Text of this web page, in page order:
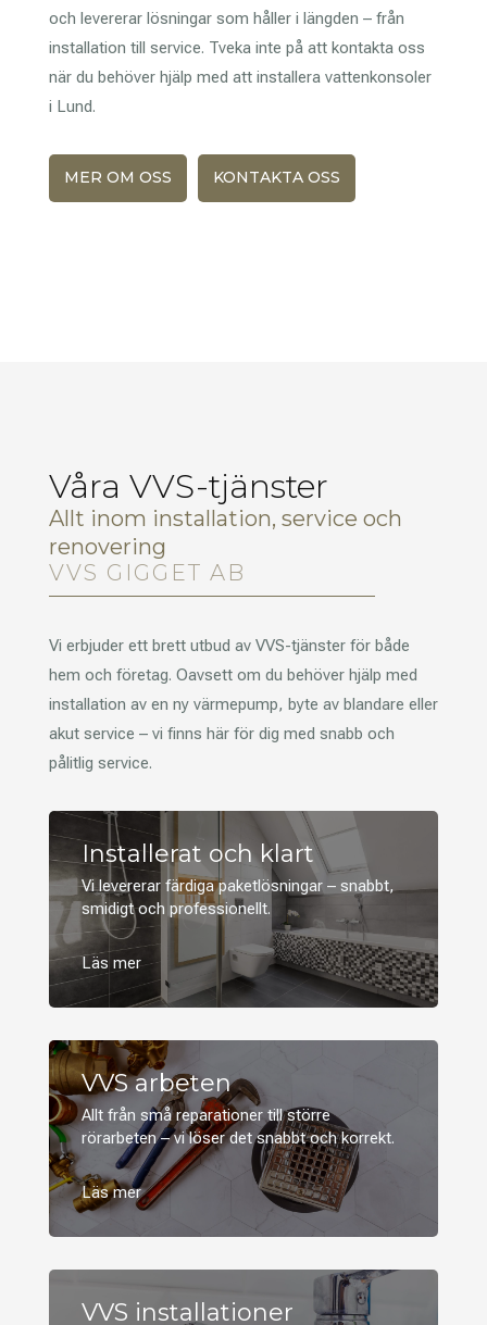
och levererar lösningar som håller i längden – från
installation till service. Tveka inte på att kontakta oss
när du behöver hjälp med att installera vattenkonsoler
i Lund.
MER OM OSS KONTAKTA OSS
Våra VVS-tjänster
Allt inom installation, service och
renovering
VVS GIGGET AB
Vi erbjuder ett brett utbud av VVS-tjänster för både
hem och företag. Oavsett om du behöver hjälp med
installation av en ny värmepump, byte av blandare eller
akut service – vi finns här för dig med snabb och
pålitlig service.
Installerat och klart
Vi levererar färdiga paketlösningar – snabbt,
smidigt och professionellt.
VVS arbeten
Allt från små reparationer till större
rörarbeten – vi löser det snabbt och korrekt.
VVS installationer